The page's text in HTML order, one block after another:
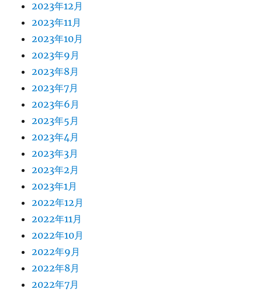
2023年12月
2023年11月
2023年10月
2023年9月
2023年8月
2023年7月
2023年6月
2023年5月
2023年4月
2023年3月
2023年2月
2023年1月
2022年12月
2022年11月
2022年10月
2022年9月
2022年8月
2022年7月